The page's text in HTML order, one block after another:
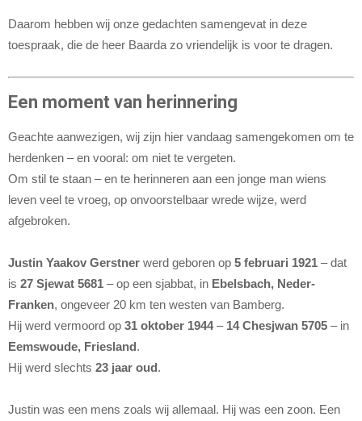
Daarom hebben wij onze gedachten samengevat in deze
toespraak, die de heer Baarda zo vriendelijk is voor te dragen.
Een moment van herinnering
Geachte aanwezigen, wij zijn hier vandaag samengekomen om te
herdenken – en vooral: om niet te vergeten.
Om stil te staan – en te herinneren aan een jonge man wiens
leven veel te vroeg, op onvoorstelbaar wrede wijze, werd
afgebroken.
Justin Yaakov Gerstner werd geboren op 5 februari 1921 – dat
is 27 Sjewat 5681 – op een sjabbat, in Ebelsbach, Neder-
Franken, ongeveer 20 km ten westen van Bamberg.
Hij werd vermoord op 31 oktober 1944– 14 Chesjwan 5705 – in
Eemswoude, Friesland.
Hij werd slechts 23 jaar oud.
Justin was een mens zoals wij allemaal. Hij was een zoon. Een